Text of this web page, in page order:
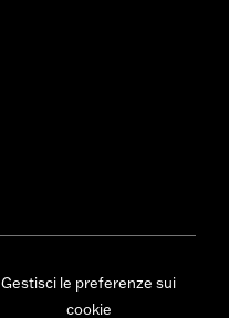
Gestisci le preferenze sui
cookie